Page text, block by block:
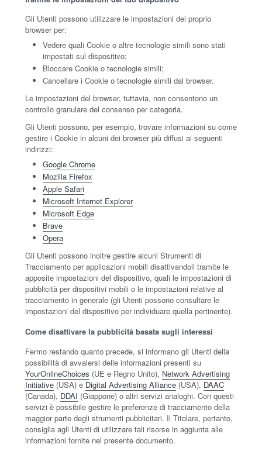
Gli Utenti possono utilizzare le impostazioni del proprio
browser per:
Vedere quali Cookie o altre tecnologie simili sono stati
impostati sul dispositivo;
Bloccare Cookie o tecnologie simili;
Cancellare i Cookie o tecnologie simili dal browser.
Le impostazioni del browser, tuttavia, non consentono un
controllo granulare del consenso per categoria.
Gli Utenti possono, per esempio, trovare informazioni su come
gestire i Cookie in alcuni dei browser più diffusi ai seguenti
indirizzi:
Google Chrome
Mozilla Firefox
Apple Safari
Microsoft Internet Explorer
Microsoft Edge
Brave
Opera
Gli Utenti possono inoltre gestire alcuni Strumenti di
Tracciamento per applicazioni mobili disattivandoli tramite le
apposite impostazioni del dispositivo, quali le impostazioni di
pubblicità per dispositivi mobili o le impostazioni relative al
tracciamento in generale (gli Utenti possono consultare le
impostazioni del dispositivo per individuare quella pertinente).
Come disattivare la pubblicità basata sugli interessi
Fermo restando quanto precede, si informano gli Utenti della
possibilità di avvalersi delle informazioni presenti su
YourOnlineChoices (UE e Regno Unito), Network Advertising
Initiative (USA) e Digital Advertising Alliance (USA), DAAC
(Canada), DDAI (Giappone) o altri servizi analoghi. Con questi
servizi è possibile gestire le preferenze di tracciamento della
maggior parte degli strumenti pubblicitari. Il Titolare, pertanto,
consiglia agli Utenti di utilizzare tali risorse in aggiunta alle
informazioni fornite nel presente documento.